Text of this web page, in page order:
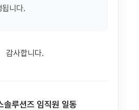
니다.
감사합니다.
솔루션즈 임직원 일동